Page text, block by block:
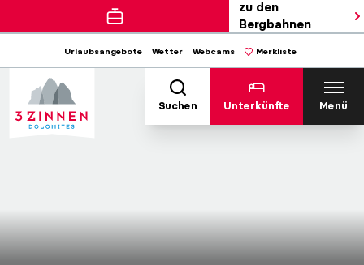
zu den
Bergbahnen
Urlaubsangebote Wetter Webcams Merkliste
Suchen Unterkünfte Menü